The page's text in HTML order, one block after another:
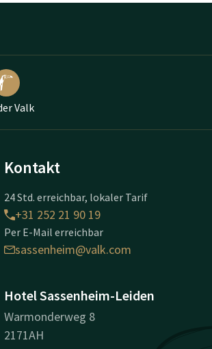
Valk
Kontakt
24 Std. erreichbar, lokaler Tarif
+31 252 21 90 19
Per E-Mail erreichbar
sassenheim@valk.com
Hotel Sassenheim-Leiden
Warmonderweg 8
2171AH